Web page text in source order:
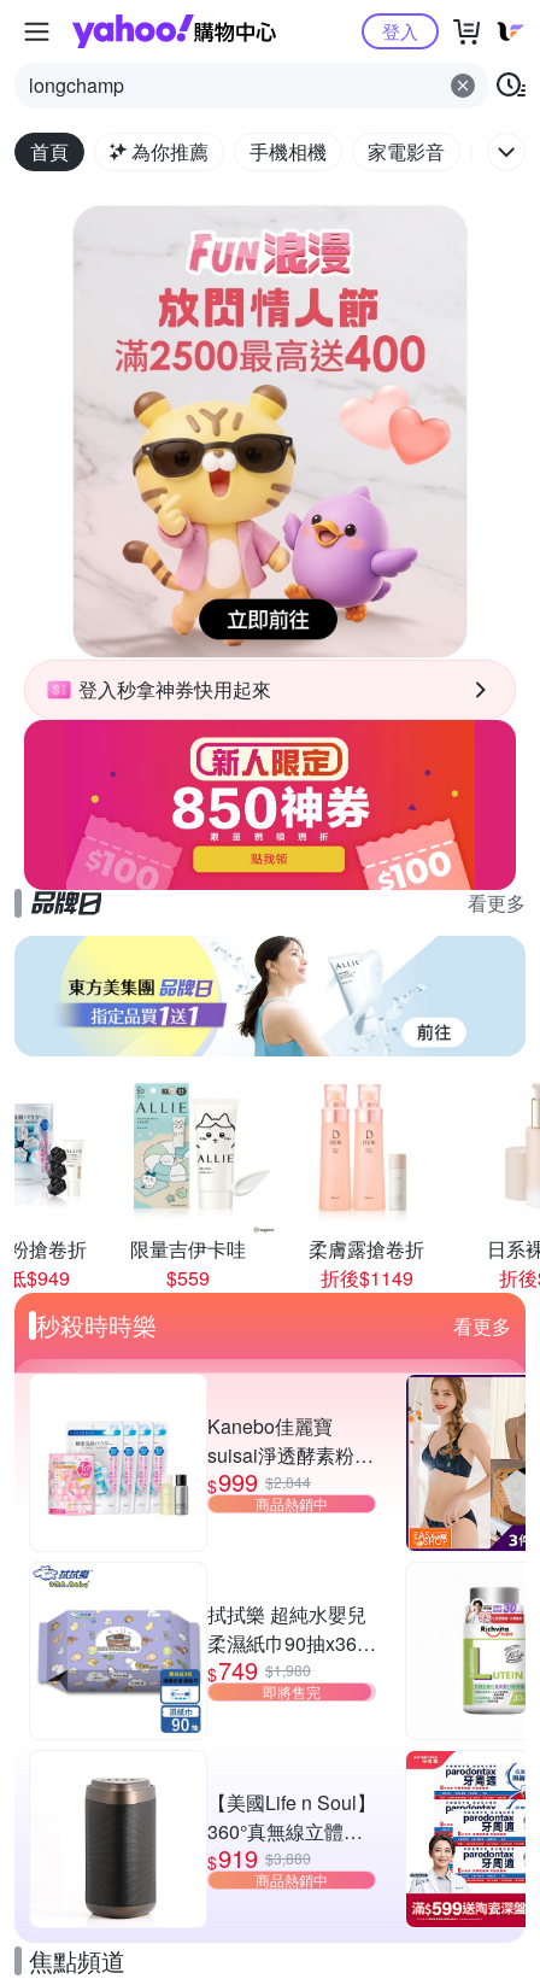
Yahoo購物中心
longchamp
登入
首頁 為你推薦 手機相機 家電影音 電腦
登入秒拿神券快用起來
看更多
粉搶卷折
低$949
限量吉伊卡哇
$559
柔膚露搶卷折
折後$1149
日系
折
秒殺時時樂 看更多
Kanebo佳麗寶
suisai淨透酵素粉
綜合潔顏暢銷冠軍
(95顆)▼超夯爆款
$999 $2,844
商品熱銷中
拭拭樂 超純水嬰兒
柔濕紙巾90抽x36
包/箱(獨家增量版) -
贈-酒精濕紙巾10抽
$749 $1,980
即將售完
【美國Life n Soul】
360°真無線立體聲
藍牙喇叭(TX1)
$919 $3,880
商品熱銷中
焦點頻道